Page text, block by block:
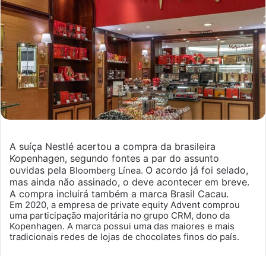
A suíça Nestlé acertou a compra da brasileira
Kopenhagen, segundo fontes a par do assunto
ouvidas pela Bloomberg Línea. O acordo já foi selado,
mas ainda não assinado, o deve acontecer em breve.
A compra incluirá também a marca Brasil Cacau.
Em 2020, a empresa de private equity Advent comprou
uma participação majoritária no grupo CRM, dono da
Kopenhagen. A marca possui uma das maiores e mais
tradicionais redes de lojas de chocolates finos do país.